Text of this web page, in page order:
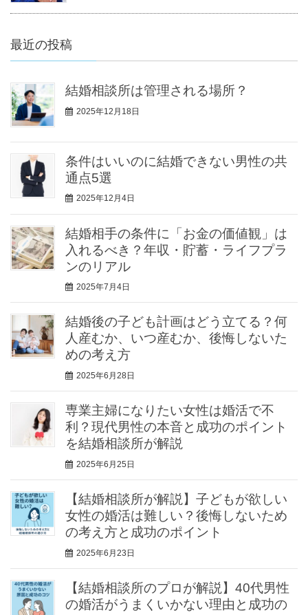
最近の投稿
結婚相談所は管理される場所？
2025年12月18日
条件はいいのに結婚できない男性の共
通点5選
2025年12月4日
結婚相手の条件に「お金の価値観」は
入れるべき？年収・貯蓄・ライフプラ
ンのリアル
2025年7月4日
結婚後の子ども計画はどう立てる？何
人産むか、いつ産むか、後悔しないた
めの考え方
2025年6月28日
専業主婦になりたい女性は婚活で不
利？現代男性の本音と成功のポイント
を結婚相談所が解説
2025年6月25日
【結婚相談所が解説】子どもが欲しい
女性の婚活は難しい？後悔しないため
の考え方と成功のポイント
2025年6月23日
【結婚相談所のプロが解説】40代男性
の婚活がうまくいかない理由と成功の